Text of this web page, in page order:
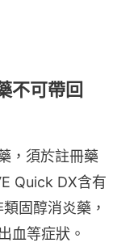
不可帶回
，須於註冊藥
Quick DX含有
固醇消炎藥，
血等症狀。